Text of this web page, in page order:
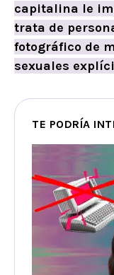
capitalina le
trata de
fotográfico de
sexuales
TE PODRÍA